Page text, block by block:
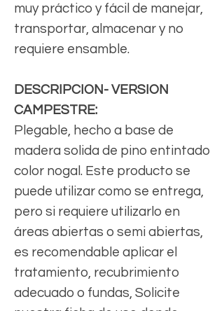
muy práctico y fácil de manejar,
transportar, almacenar y no
requiere ensamble.
DESCRIPCION- VERSION
CAMPESTRE:
Plegable, hecho a base de
madera solida de pino entintado
color nogal. Este producto se
puede utilizar como se entrega,
pero si requiere utilizarlo en
áreas abiertas o semi abiertas,
es recomendable aplicar el
tratamiento, recubrimiento
adecuado o fundas, Solicite